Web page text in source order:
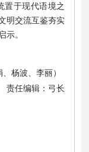
置于现代语境之
明交流互鉴夯实
示。
杨波、李丽）
责任编辑：弓长